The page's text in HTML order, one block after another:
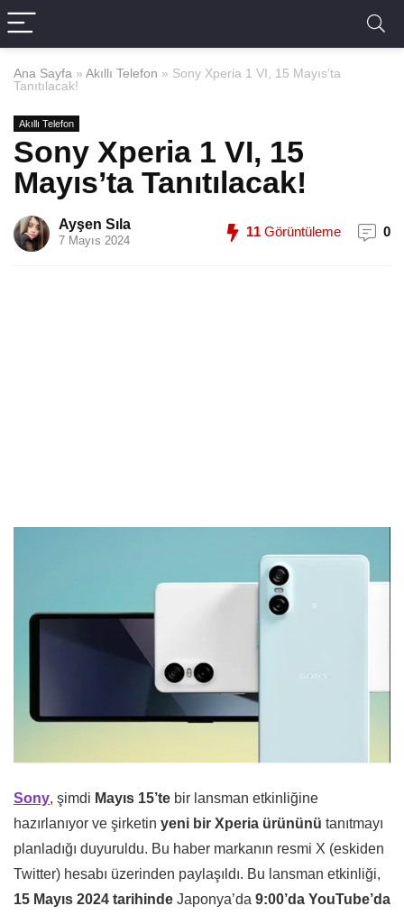
Ana Sayfa » Akıllı Telefon » Sony Xperia 1 VI, 15 Mayıs’ta
Tanıtılacak!
Akıllı Telefon
Sony Xperia 1 VI, 15
Mayıs’ta Tanıtılacak!
Ayşen Sıla
7 Mayıs 2024
11 Görüntüleme 0
Sony, şimdi Mayıs 15’te bir lansman etkinliğine
hazırlanıyor ve şirketin yeni bir Xperia ürününü tanıtmayı
planladığı duyuruldu. Bu haber markanın resmi X (eskiden
Twitter) hesabı üzerinden paylaşıldı. Bu lansman etkinliği,
15 Mayıs 2024 tarihinde Japonya’da 9:00’da YouTube’da